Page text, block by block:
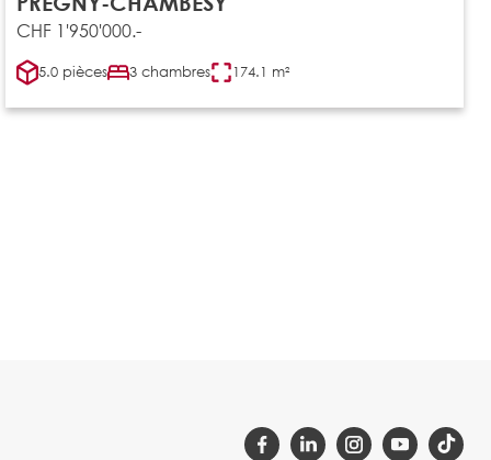
CHF 1'950'000.-
5.0 pièces 3 chambres 174.1 m²